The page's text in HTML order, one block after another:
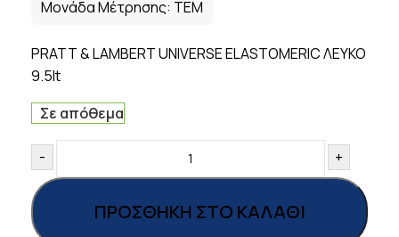
Μονάδα Μέτρησης: ΤΕΜ
PRATT & LAMBERT UNIVERSE ELASTOMERIC ΛΕΥΚΟ
9.5lt
Σε απόθεμα
- +
ΠΡΟΣΘΉΚΗ ΣΤΟ ΚΑΛΆΘΙ